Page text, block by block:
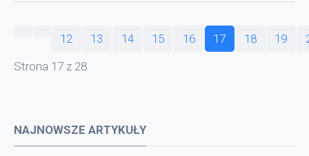
12 13 14 15 16 17 18 19
Strona 17 z 28
NAJNOWSZE ARTYKUŁY